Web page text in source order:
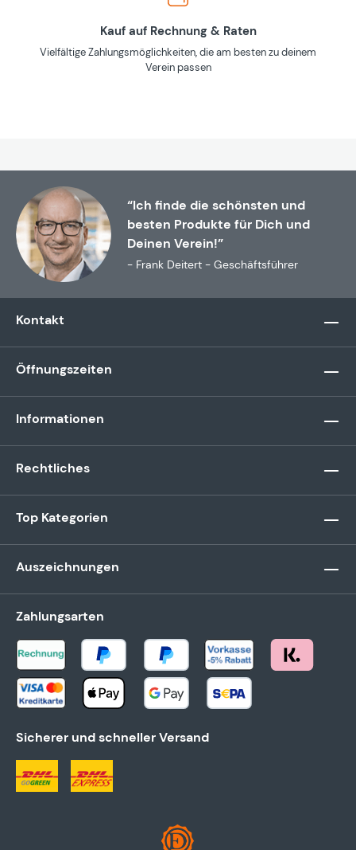
Kauf auf Rechnung & Raten
Vielfältige Zahlungsmöglichkeiten, die am besten zu deinem
Verein passen
“Ich finde die schönsten und
besten Produkte für Dich und
Deinen Verein!”
- Frank Deitert - Geschäftsführer
Kontakt
Öffnungszeiten
Informationen
Rechtliches
Top Kategorien
Auszeichnungen
Zahlungsarten
Sicherer und schneller Versand